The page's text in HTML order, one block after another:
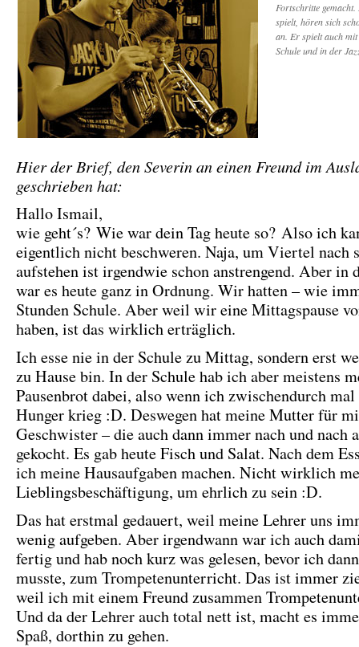
Fortschritte
spielt, hören sich
an. Er spielt auch
Schule und in der
Hier der Brief, den Severin an einen Freund im
geschrieben hat:
Hallo Ismail,
wie geht´s? Wie war dein Tag heute so? Also ich
eigentlich nicht beschweren. Naja, um Viertel nach
aufstehen ist irgendwie schon anstrengend. Aber in
war es heute ganz in Ordnung. Wir hatten – wie
Stunden Schule. Aber weil wir eine Mittagspause
haben, ist das wirklich erträglich.
Ich esse nie in der Schule zu Mittag, sondern erst
zu Hause bin. In der Schule hab ich aber meistens
Pausenbrot dabei, also wenn ich zwischendurch
Hunger krieg :D. Deswegen hat meine Mutter für
Geschwister – die auch dann immer nach und nach
gekocht. Es gab heute Fisch und Salat. Nach dem
ich meine Hausaufgaben machen. Nicht wirklich
Lieblingsbeschäftigung, um ehrlich zu sein :D.
Das hat erstmal gedauert, weil meine Lehrer uns
wenig aufgeben. Aber irgendwann war ich auch
fertig und hab noch kurz was gelesen, bevor ich
musste, zum Trompetenunterricht. Das ist immer
weil ich mit einem Freund zusammen
Und da der Lehrer auch total nett ist, macht es
Spaß, dorthin zu gehen.